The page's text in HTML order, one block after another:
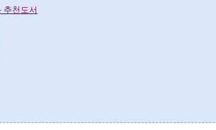
추천도서